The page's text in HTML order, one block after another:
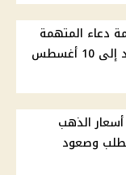
دعاء المتهمة
بقتل فاطمة عروس بورسعيد إلى 10 أغسطس
الذهب
وصعود